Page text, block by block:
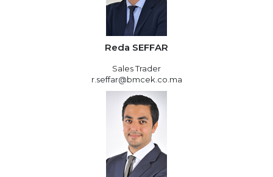
Reda SEFFAR
Sales Trader
r.seffar@bmcek.co.ma